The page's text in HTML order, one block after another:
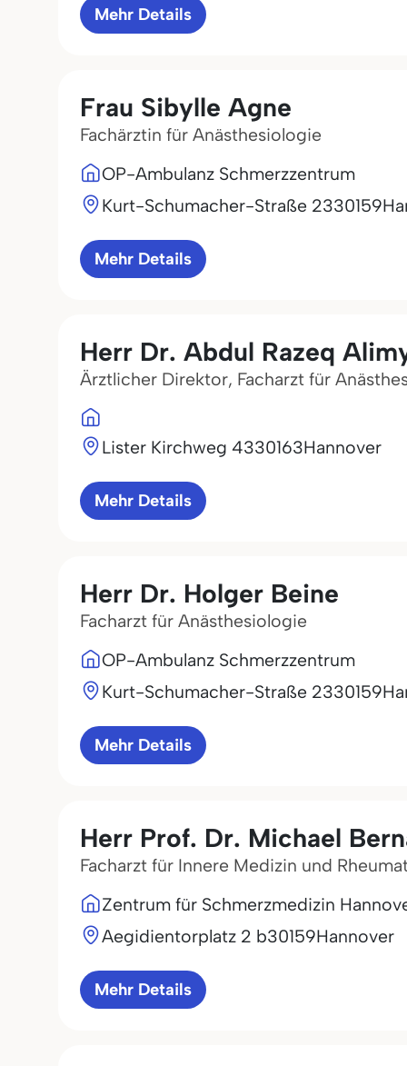
Mehr Details
Frau Sibylle Agne
Fachärztin für Anästhesiologie
OP-Ambulanz Schmerzzentrum
Kurt-Schumacher-Straße 2330159
Mehr Details
Herr Dr. Abdul Razeq
Ärztlicher Direktor, Facharzt für
Lister Kirchweg 4330163Hannover
Mehr Details
Herr Dr. Holger Beine
Facharzt für Anästhesiologie
OP-Ambulanz Schmerzzentrum
Kurt-Schumacher-Straße 2330159
Mehr Details
Herr Prof. Dr. Michael
Facharzt für Innere Medizin und
Zentrum für Schmerzmedizin
Aegidientorplatz 2 b30159Hannover
Mehr Details